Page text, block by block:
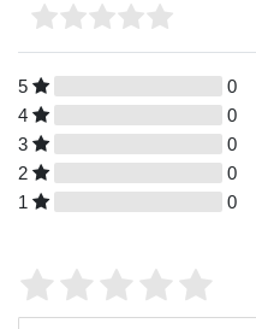
5
0
4
0
3
0
2
0
1
0